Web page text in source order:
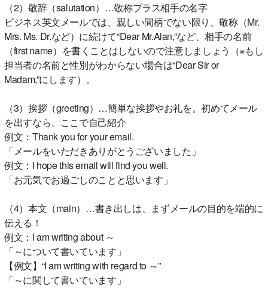
（2）敬辞（salutation）…敬称プラス相手の名字
ビジネス英文メールでは、親しい間柄でない限り、敬称（Mr.
Mrs. Ms. Dr.など）に続けて“Dear Mr.Alan,”など、相手の名前
（first name）を書くことはしないので注意しましょう（※もし
担当者の名前と性別がわからない場合は“Dear Sir or
Madam,”にします）。
（3）挨拶（greeting）…簡単な挨拶やお礼を。初めてメール
を出すなら、ここで自己紹介
例文：Thank you for your email.
「メールをいただきありがとうございました」
例文：I hope this email will find you well.
「お元気でお過ごしのことと思います」
（4）本文（main）…書き出しは、まずメールの目的を端的に
伝える！
例文：I am writing about ～
「～について書いています」
【例文】“I am writing with regard to ～”
「～に関して書いています」